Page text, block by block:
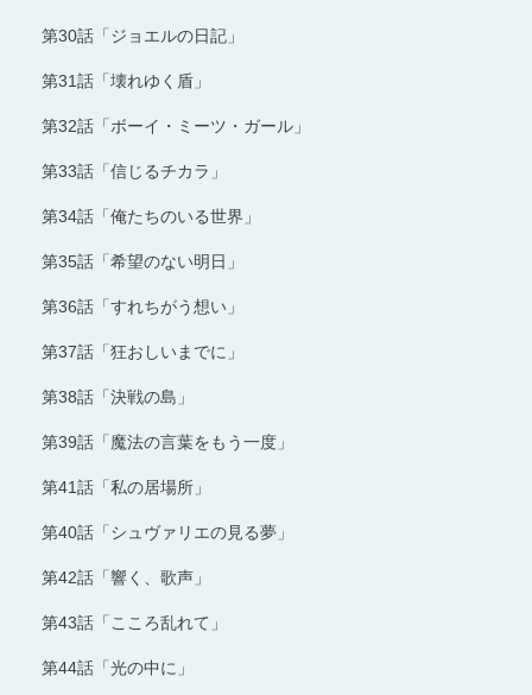
第30話「ジョエルの日記」
第31話「壊れゆく盾」
第32話「ボーイ・ミーツ・ガール」
第33話「信じるチカラ」
第34話「俺たちのいる世界」
第35話「希望のない明日」
第36話「すれちがう想い」
第37話「狂おしいまでに」
第38話「決戦の島」
第39話「魔法の言葉をもう一度」
第41話「私の居場所」
第40話「シュヴァリエの見る夢」
第42話「響く、歌声」
第43話「こころ乱れて」
第44話「光の中に」